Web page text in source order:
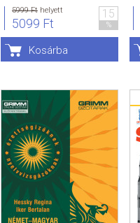
5999 Ft helyett
5099 Ft
15
%
Kosárba